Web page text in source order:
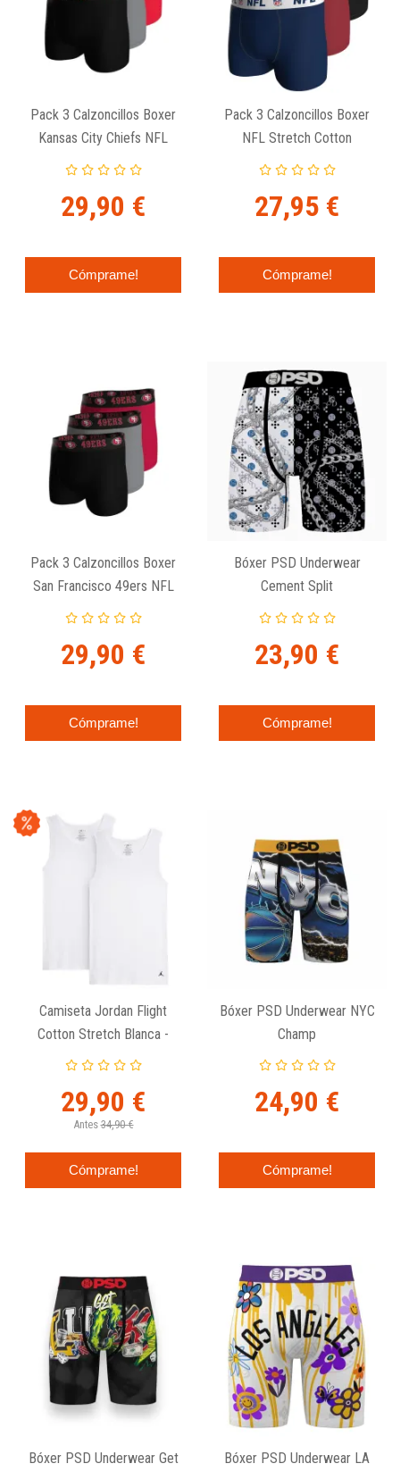
Pack 3 Calzoncillos Boxer
Kansas City Chiefs NFL
Stretch Cotton
29,90 €
Cómprame!
Pack 3 Calzoncillos Boxer
NFL Stretch Cotton
27,95 €
Cómprame!
Pack 3 Calzoncillos Boxer
San Francisco 49ers NFL
Stretch Cotton
29,90 €
Cómprame!
Bóxer PSD Underwear
Cement Split
23,90 €
Cómprame!
Camiseta Jordan Flight
Cotton Stretch Blanca -
Pack De 2 Unidades
29,90 €
Antes 34,90 €
Cómprame!
Bóxer PSD Underwear NYC
Champ
24,90 €
Cómprame!
Bóxer PSD Underwear Get
Bóxer PSD Underwear LA